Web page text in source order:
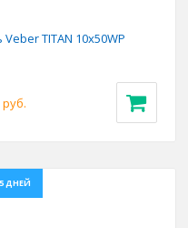
TITAN 10x50WP
руб.
ДНЕЙ